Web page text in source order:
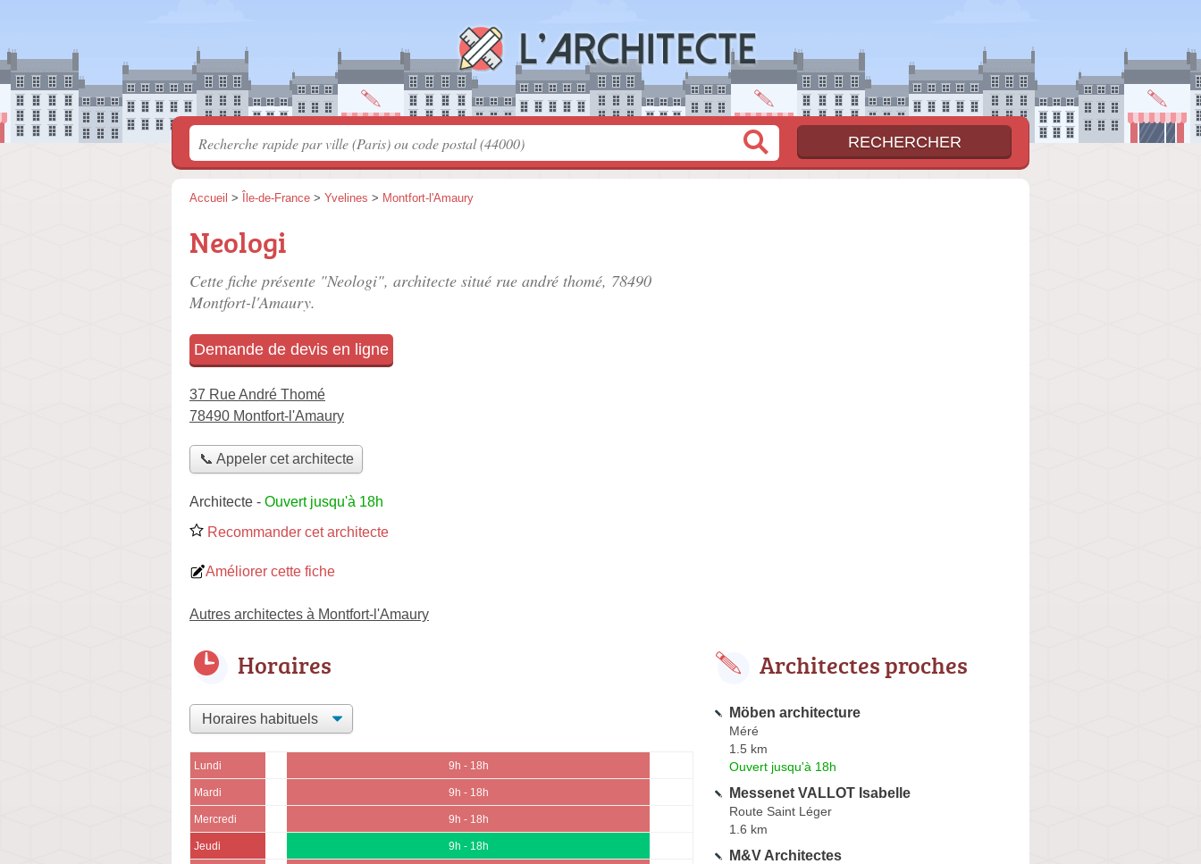
Accueil > Île-de-France > Yvelines > Montfort-l'Amaury
Neologi
Cette fiche présente "Neologi", architecte situé rue andré thomé, 78490
Montfort-l'Amaury.
Demande de devis en ligne
37 Rue André Thomé
78490 Montfort-l'Amaury
📞 Appeler cet architecte
Architecte - Ouvert jusqu'à 18h
Recommander cet architecte
Améliorer cette fiche
Autres architectes à Montfort-l'Amaury
Horaires
Lundi 9h - 18h
Mardi 9h - 18h
Mercredi 9h - 18h
Jeudi 9h - 18h
Architectes proches
Möben architecture
Méré
1.5 km
Ouvert jusqu'à 18h
Messenet VALLOT Isabelle
Route Saint Léger
1.6 km
M&V Architectes